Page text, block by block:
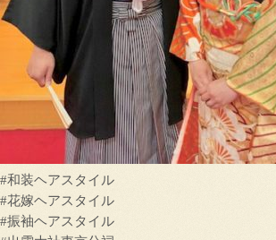
#和装ヘアスタイル
#花嫁ヘアスタイル
#振袖ヘアスタイル